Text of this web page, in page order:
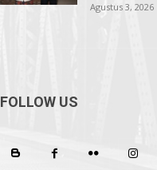
Agustus 3, 2026
FOLLOW US